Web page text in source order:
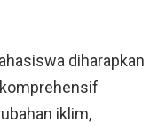
diharapkan
iklim,